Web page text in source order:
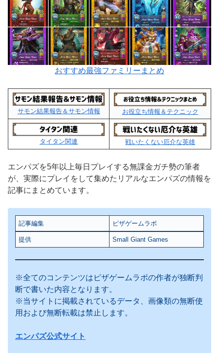
おすすめ最強ファミリーまとめ
サモン結果報告＆サモン情報 お役立ち情報＆テクニック
タイタン関連 戦いたくない厄介な英雄
エンパズを5年以上毎日プレイする無課金ガチ勢の筆者
が、実際にプレイをして集めたリアルなエンパズの情報を
記事にまとめています。
記事編集 ピザゲームラボ
提供 Small Giant Games
※全てのコンテンツはピザゲームラボの作者が独断判
断で書いた内容となります。
※当サイトに掲載されているデータ、画像類の無断使
用および無断転載は禁止します。
エンパズ公式サイト